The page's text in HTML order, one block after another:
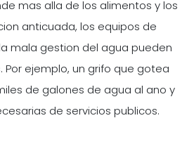
mas alla de los alimentos y los
anticuada, los equipos de
mala gestion del agua pueden
Por ejemplo, un grifo que gotea
de galones de agua al ano y
de servicios publicos.